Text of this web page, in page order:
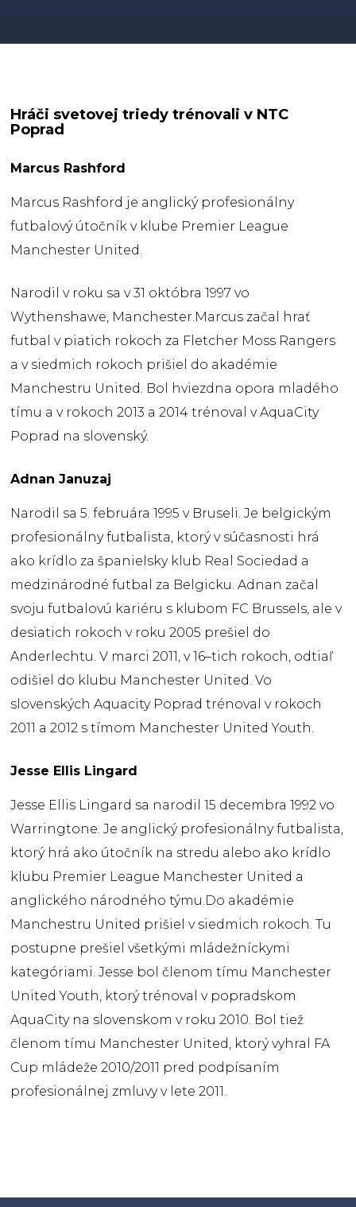
Hráči svetovej triedy trénovali v NTC
Poprad
Marcus Rashford
Marcus Rashford je anglický profesionálny
futbalový útočník v klube Premier League
Manchester United.
Narodil v roku sa v 31 októbra 1997 vo
Wythenshawe, Manchester.Marcus začal
hrať
futbal v piatich rokoch za Fletcher Moss Rangers
a v siedmich rokoch prišiel do akadémie
Manchestru United. Bol hviezdna opora mladého
tímu a v rokoch 2013 a 2014 trénoval v AquaCity
Poprad na slovenský.
Adnan Januzaj
Narodil sa 5. februára 1995 v Bruseli. Je belgickým
profesionálny futbalista, ktorý v súčasnosti hrá
ako krídlo za španielsky klub Real Sociedad a
medzinárodné futbal za Belgicku. Adnan začal
svoju futbalovú kariéru s klubom FC Brussels, ale v
desiatich rokoch v roku 2005 prešiel do
Anderlechtu. V marci 2011, v 16–tich rokoch, odtiaľ
odišiel do klubu Manchester United. Vo
slovenských Aquacity Poprad trénoval
v rokoch
2011 a 2012 s tímom Manchester United Youth.
Jesse Ellis Lingard
Jesse Ellis Lingard sa narodil 15 decembra 1992 vo
Warringtone. Je anglický profesionálny futbalista,
ktorý hrá ako útočník na stredu alebo ako krídlo
klubu Premier League Manchester United a
anglického národného týmu.Do akadémie
Manchestru United prišiel v siedmich rokoch. Tu
postupne prešiel všetkými mládežníckymi
kategóriami. Jesse bol členom tímu Manchester
United Youth, ktorý trénoval v popradskom
AquaCity na slovenskom v roku 2010. Bol tiež
členom tímu Manchester United, ktorý vyhral
FA
Cup mládeže 2010/2011 pred podpísaním
profesionálnej zmluvy v lete 2011.